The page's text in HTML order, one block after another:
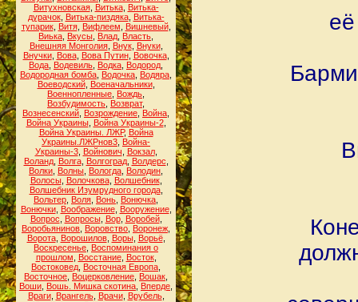
Витухновская, Витька, Витька-
дурачок, Витька-пиздяка, Витька-
тупарик, Витя, Вифлеем Вишневый,
Виька Вкусы Влад Власть
Внешняя Монголия, Внук, Внуки,
Внучки, Вова, Вова Путин, Вовочка,
Вода Водевиль Водка Водород
Водородная бомба Водочка Водяра
Воеводский, Военачальники,
Военнопленные Вождь
Возбудимость Возврат,
Вознесенский Возрождение Война
Война Украины, Война Украины-2,
Война Украины. ЛЖР, Война
Украины.ЛЖРнов3 Война-
Украины-3, Войнович Вокзал,
Воланд, Волга, Волгоград, Волдерс
Волки Волны Вологда Володин
Волосы, Волочкова, Волшебник,
Волшебник Изумрудного города,
Вольтер Воля Вонь Вонючка
Вонючки, Воображение, Вооружение,
Вопрос
Вопросы, Вор, Воробей,
Воробьянинов Воровство Воронеж
Ворота, Ворошилов, Воры, Ворьё,
Воскресенье Воспоминания о
прошлом
Восстание, Восток,
Востоковед Восточная Европа
Восточное Воцерковление Вошак
Воши Вошь. Мишка скотина Вперде
Враги, Врангель, Врачи, Врубель,